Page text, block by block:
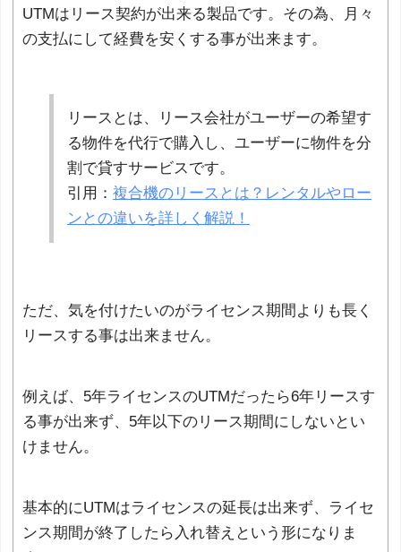
UTMはリース契約が出来る製品です。その為、月々
の支払にして経費を安くする事が出来ます。
リースとは、リース会社がユーザーの希望す
る物件を代行で購入し、ユーザーに物件を分
割で貸すサービスです。
引用： 複合機のリースとは？レンタルやロー
ンとの違いを詳しく解説！
ただ、気を付けたいのがライセンス期間よりも長く
リースする事は出来ません。
例えば、5年ライセンスのUTMだったら6年リースす
る事が出来ず、5年以下のリース期間にしないとい
けません。
基本的にUTMはライセンスの延長は出来ず、ライセ
ンス期間が終了したら入れ替えという形になりま